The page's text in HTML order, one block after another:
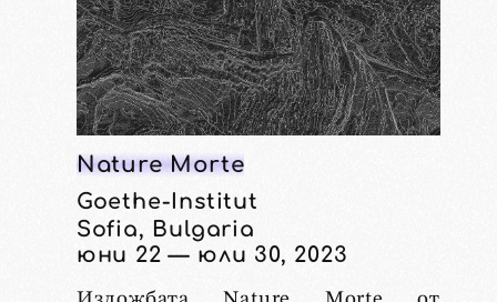
Nature Morte
Goethe-Institut
Sofia, Bulgaria
юни 22 — юли 30, 2023